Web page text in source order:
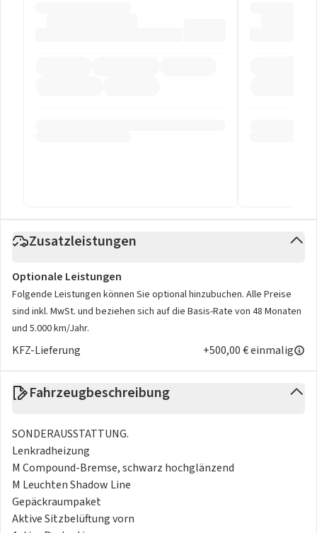
Zusatzleistungen
Optionale Leistungen
Folgende Leistungen können Sie optional hinzubuchen. Alle Preise
sind inkl. MwSt. und beziehen sich auf die Basis-Rate von 48 Monaten
und 5.000 km/Jahr.
KFZ-Lieferung +500,00 € einmalig
Fahrzeugbeschreibung
SONDERAUSSTATTUNG.
Lenkradheizung
M Compound-Bremse, schwarz hochglänzend
M Leuchten Shadow Line
Gepäckraumpaket
Aktive Sitzbelüftung vorn